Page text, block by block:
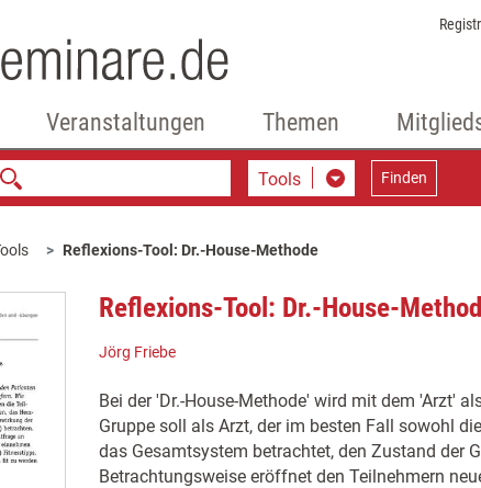
Veranstaltungen Themen
Tools Finden
Reflexions-Tool: Dr.-House-Methode
Reflexions-Tool: Dr.-House-
Jörg Friebe
Bei der 'Dr.-House-Methode' wird mit dem 'Arzt'
Gruppe soll als Arzt, der im besten Fall sowohl
das Gesamtsystem betrachtet, den Zustand der
Betrachtungsweise eröffnet den Teilnehmern